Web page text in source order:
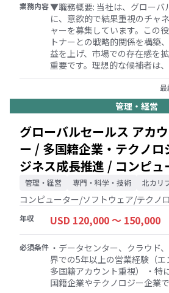
市当局との交渉を含め、新し
る 技術的専門知識とハンズオンサポート ・必要に応
じて、機器の修理をハンズオ
ンテナンス用品の発注書（PO
率とタイムリーな調達を徹底
（AP）に渡される前に、迅速
遂行するために必要なスキル
ることを確認する
業務内容▼職務概要: 当社は、グローバ
に、意欲的で結果重視のチャ
ャーを募集しています。この
トナーとの戦略的関係を構築
益を上げ、市場での存在感を
重要です。理想的な候補者は
深い理解、およびグローバル
を策定・実行する能力を持っ
す。 ▼主な職責: ・チャネルパートナーの開拓: シス
テムインテグレーター、マネ
イダー、付加価値再販業者な
ートナーを特定、オンボーデ
の目標との整合性を確保する
トナーイネーブルメントプログ
売戦略と実行: 収益と成長の目
ャネル販売戦略を策定・実行
同マーケティングイニシアチ
を通じて、パートナーエンゲ
・パフォーマンス管理: チャネ
的な業績レビューを実施し、
フィードバックを提供する ・コラボレーションとス
テークホルダー管理: マーケテ
売などの内部チームと緊密に
最
管理・経営
グローバルセールス アカ
ー / 多国籍企業・テクノロ
ジネス成長推進 / コンピュ
ウェア
管理・経営 専門・科学・技術 北カリ
コンピューター/ソフトウェア/テクノ
年収 USD 120,000 〜 150,000
必須条件 ・データセンター、クラウド
界での5年以上の営業経験（
多国籍アカウント重視） ・特
国籍企業やテクノロジー企業